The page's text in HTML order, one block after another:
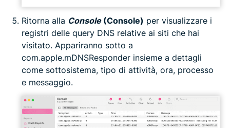
Ritorna alla Console(Console) per visualizzare i
registri delle query DNS relative ai siti che hai
visitato. Appariranno sotto a
com.apple.mDNSResponder insieme a dettagli
come sottosistema, tipo di attività, ora, processo
e messaggio.